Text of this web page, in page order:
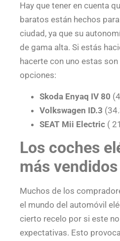
Hay que tener en cuenta
baratos están hechos
ciudad, ya que su
de gama alta. Si estás
hacerte con uno estas
opciones:
Skoda Enyaq IV 80
Volkswagen ID.3
SEAT Mii Electric (
Los coches
más vendidos
Muchos de los
el mundo del automóvil
cierto recelo por si este
expectativas. Esto